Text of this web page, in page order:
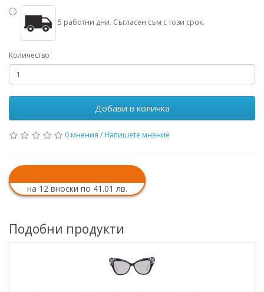
5 работни дни. Съгласен съм с този срок.
Количество
Добави в количка
0 мнения / Напишете мнение
на 12 вноски по 41.01 лв.
Подобни продукти